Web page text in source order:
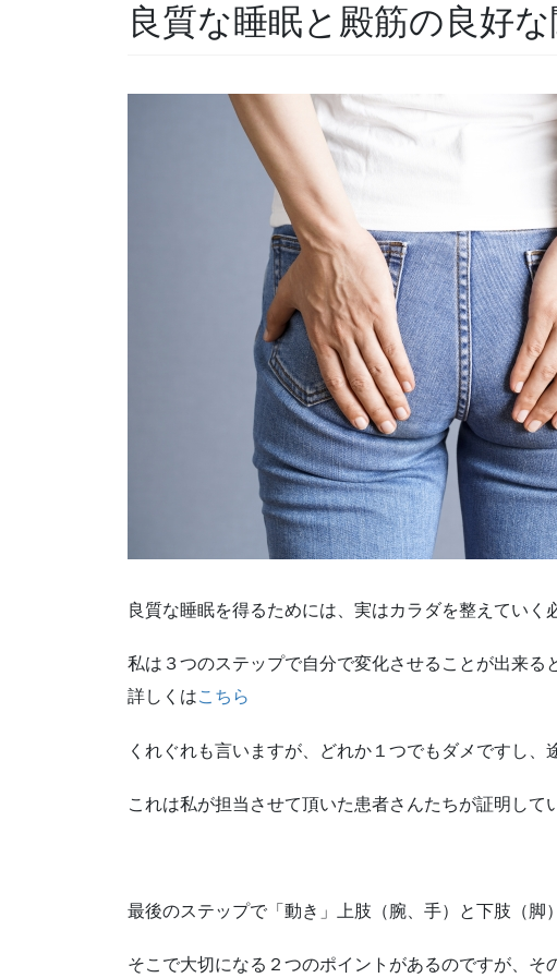
良質な睡眠と殿筋の良好
良質な睡眠を得るためには、実はカラダを整えていく
私は３つのステップで自分で変化させることが出来る
詳しくはこちら
くれぐれも言いますが、どれか１つでもダメですし
これは私が担当させて頂いた患者さんたちが証明して
最後のステップで「動き」上肢（腕、手）と下肢（脚
そこで大切になる２つのポイントがあるのですが、そ